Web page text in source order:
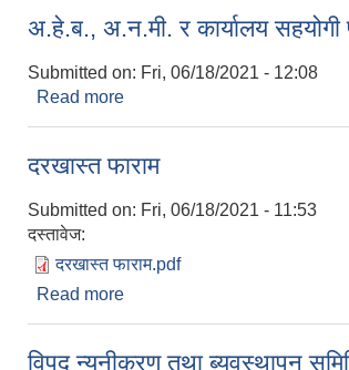
अ.हे.ब., अ.न.मी. र कार्यालय सहयोगी
Submitted on: Fri, 06/18/2021 - 12:08
Read more
दरखास्त फाराम
Submitted on: Fri, 06/18/2021 - 11:53
दस्तावेज:
दरखास्त फाराम.pdf
Read more
विपद न्यूनीकरण तथा ब्यवस्थापन